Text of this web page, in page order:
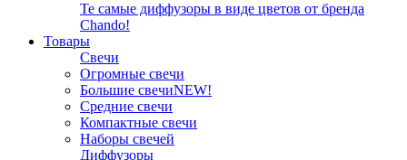
Те самые диффузоры в виде цветов от бренда
Chando!
Товары
Свечи
Огромные свечи
Большие свечиNEW!
Средние свечи
Компактные свечи
Наборы свечей
Диффузоры